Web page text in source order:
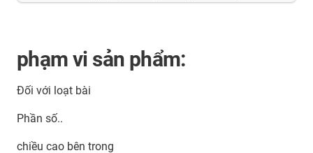
phạm vi sản phẩm:
Đối với loạt bài
Phần số..
chiều cao bên trong